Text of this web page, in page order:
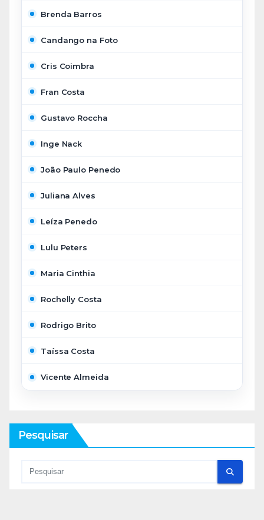
Brenda Barros
Candango na Foto
Cris Coimbra
Fran Costa
Gustavo Roccha
Inge Nack
João Paulo Penedo
Juliana Alves
Leíza Penedo
Lulu Peters
Maria Cinthia
Rochelly Costa
Rodrigo Brito
Taíssa Costa
Vicente Almeida
Pesquisar